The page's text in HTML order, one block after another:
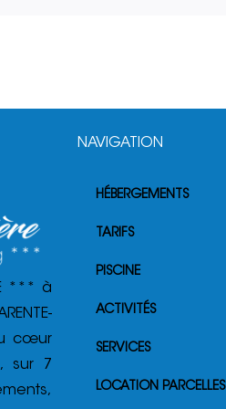
*** à
cœur
sur 7
NAVIGATION
HÉBERGEMENTS
TARIFS
PISCINE
ACTIVITÉS
SERVICES
LOCATION PARCELLES